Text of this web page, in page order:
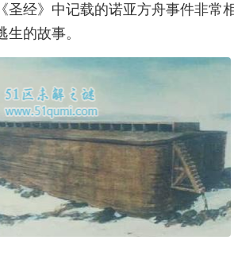
圣经》中记载的诺亚方舟事件非常
的故事。